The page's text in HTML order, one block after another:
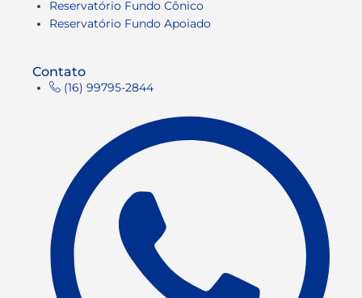
Reservatório Fundo Cônico
Reservatório Fundo Apoiado
Contato
(16) 99795-2844